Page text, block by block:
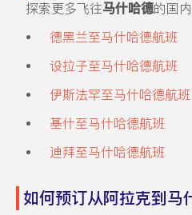
探索更多飞往马什哈德的国
德黑兰至马什哈德航班
设拉子至马什哈德航班
伊斯法罕至马什哈德航班
基什至马什哈德航班
迪拜至马什哈德航班
如何预订从阿拉克到马